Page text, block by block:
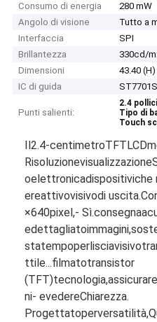
Consumo di energia
280 mW
Angolo di visione
Tutto a
Interfaccia
SPI
Brillantezza
330cd/
Dimensioni
43.40
IC di guida
Punti salienti:
2.4
Tipo di
Touch
Il2.4-centimetroTFTLCD
Risoluzionevisualizzazione
oelettronicadispositiviche
ereattivovisivodi uscita.
×640pixel,- Sì.consegna
edettagliatoimmagini,
statempoperlisciavisivo
ttile...filmatotransistor
(TFT)tecnologia,
ni- evedereChiarezza.
Progettatoperversatilità,